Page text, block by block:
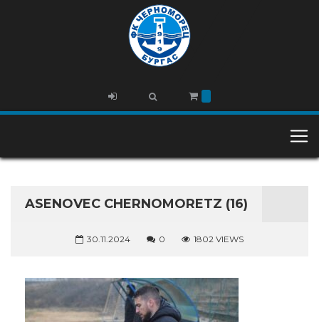
ASENOVEC CHERNOMORETZ (16)
30.11.2024 0 1802 VIEWS